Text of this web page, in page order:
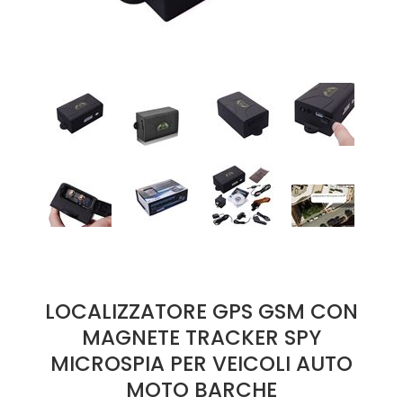
LOCALIZZATORE GPS GSM CON
MAGNETE TRACKER SPY
MICROSPIA PER VEICOLI AUTO
MOTO BARCHE